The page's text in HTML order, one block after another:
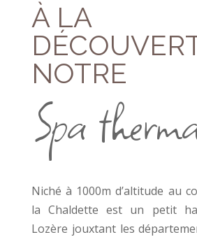
À LA
NOTRE
Spa
Niché à 1000m d’altitude au
la Chaldette est un petit
Lozère jouxtant les